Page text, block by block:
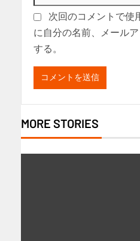
次回のコメントで使
に自分の名前、メール
する。
MORE STORIES